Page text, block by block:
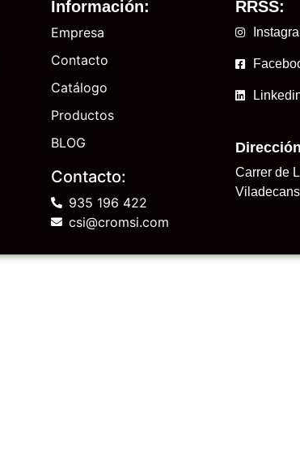
Información:
Empresa
Contacto
Catálogo
Productos
BLOG
Contacto:
935 196 422
csi@cromsi.com
RRSS:
Dirección
Carrer de